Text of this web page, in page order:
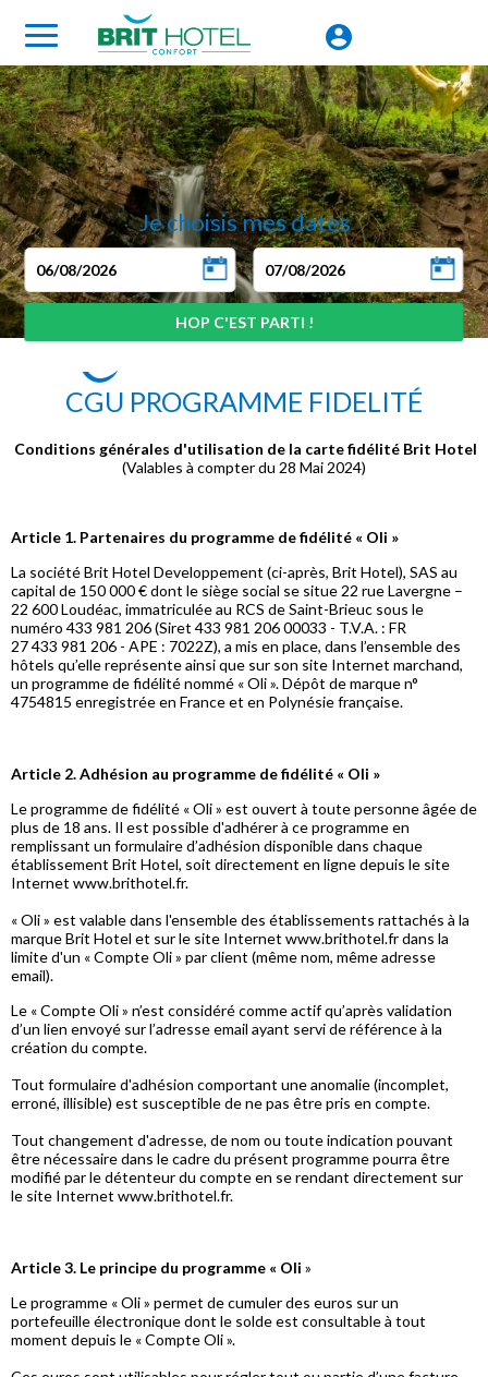
Je choisis mes dates
CGU PROGRAMME FIDELITÉ
Conditions générales d'utilisation de la carte fidélité Brit Hotel
(Valables à compter du 28 Mai 2024)
Article 1. Partenaires du programme de fidélité « Oli »
La société Brit Hotel Developpement (ci-après, Brit Hotel), SAS au
capital de 150 000 € dont le siège social se situe 22 rue Lavergne –
22 600 Loudéac, immatriculée au RCS de Saint-Brieuc sous le
numéro 433 981 206 (Siret 433 981 206 00033 - T.V.A. : FR
27 433 981 206 - APE : 7022Z), a mis en place, dans l’ensemble des
hôtels qu’elle représente ainsi que sur son site Internet marchand,
un programme de fidélité nommé « Oli ». Dépôt de marque n°
4754815 enregistrée en France et en Polynésie française.
Article 2. Adhésion au programme de fidélité « Oli »
Le programme de fidélité « Oli » est ouvert à toute personne âgée de
plus de 18 ans. Il est possible d'adhérer à ce programme en
remplissant un formulaire d’adhésion disponible dans chaque
établissement Brit Hotel, soit directement en ligne depuis le site
Internet www.brithotel.fr.
« Oli » est valable dans l'ensemble des établissements rattachés à la
marque Brit Hotel et sur le site Internet www.brithotel.fr dans la
limite d'un « Compte Oli » par client (même nom, même adresse
email).
Le « Compte Oli » n’est considéré comme actif qu’après validation
d’un lien envoyé sur l’adresse email ayant servi de référence à la
création du compte.
Tout formulaire d'adhésion comportant une anomalie (incomplet,
erroné, illisible) est susceptible de ne pas être pris en compte.
Tout changement d'adresse, de nom ou toute indication pouvant
être nécessaire dans le cadre du présent programme pourra être
modifié par le détenteur du compte en se rendant directement sur
le site Internet www.brithotel.fr.
Article 3. Le principe du programme « Oli »
Le programme « Oli » permet de cumuler des euros sur un
portefeuille électronique dont le solde est consultable à tout
moment depuis le « Compte Oli ».